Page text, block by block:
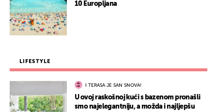
10 Europljana
LIFESTYLE
I TERASA JE SAN SNOVA!
U ovoj raskošnoj kući s bazenom pronašli
smo najelegantniju, a možda i najljepšu